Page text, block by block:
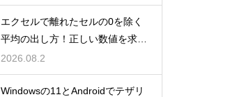
エクセルで離れたセルの0を除く
平均の出し方！正しい数値を求め
る！
2026.08.2
Windowsの11とAndroidでテザリ